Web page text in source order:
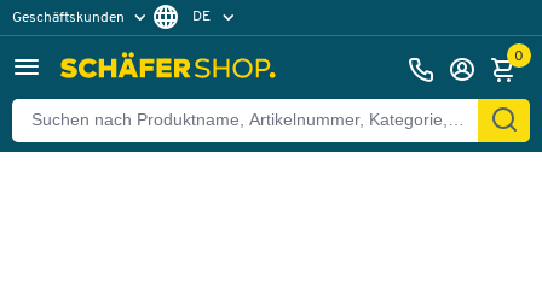
Geschäftskunden DE
0
Zurück